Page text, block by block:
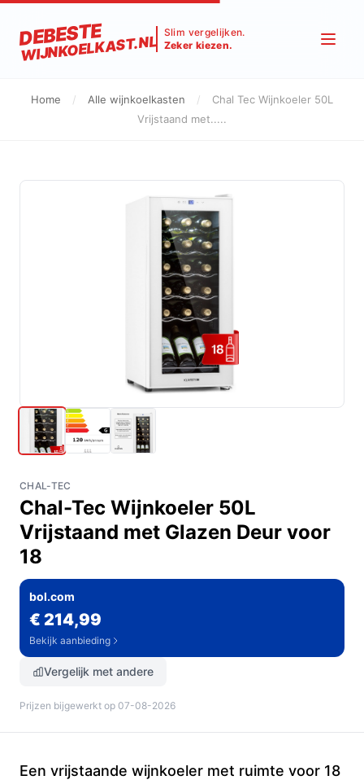
DEBESTE
WIJNKOELKAST.NL
Slim vergelijken.
Zeker kiezen.
Home / Alle wijnkoelkasten /
Chal Tec Wijnkoeler 50L
Vrijstaand met.....
CHAL-TEC
Chal-Tec Wijnkoeler 50L
Vrijstaand met Glazen Deur voor
18
bol.com
€ 214,99
Bekijk aanbieding
Vergelijk met andere
Prijzen bijgewerkt op 07-08-2026
Een vrijstaande wijnkoeler met ruimte voor 18